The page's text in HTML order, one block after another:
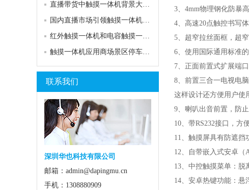
直播带货中触摸一体机背景大屏的作用
国内直播市场引领触摸一体机行业风潮
红外触摸一体机和电容触摸一体机的区别和选择
触摸一体机应用商场景区停车场自助查询系统
联系我们
深圳华也科技有限公司
邮箱：admin@dapingmu.cn
手机：1308880909
3、4mm物理钢化防暴
4、高速20点触控书写
5、超窄拉丝面框，超
6、使用国际通用标准
7、正面前置式扩展端
8、前置三合一电视电
这样设计还方便用户使
9、喇叭出音前置，防
10、带RS232接口，方
11、触摸屏具有防遮挡
12、自带嵌入式安卓（
13、中控触摸菜单：脱
14、安卓热键功能：悬